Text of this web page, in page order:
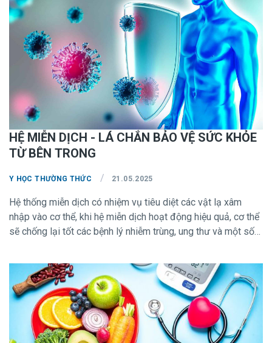
HỆ MIỄN DỊCH - LÁ CHẮN BẢO VỆ SỨC KHỎE
TỪ BÊN TRONG
Y HỌC THƯỜNG THỨC / 21.05.2025
Hệ thống miễn dịch có nhiệm vụ tiêu diệt các vật lạ xâm
nhập vào cơ thể, khi hệ miễn dịch hoạt động hiệu quả, cơ thể
sẽ chống lại tốt các bệnh lý nhiễm trùng, ung thư và một số
bằng, lối sống ít vận động ... chúng ta hoàn toàn có thể tăng
cường sức mạnh của hệ miễn dịch bằng dinh dưỡng đúng
cách và thực hiện lối sống lành mạnh.